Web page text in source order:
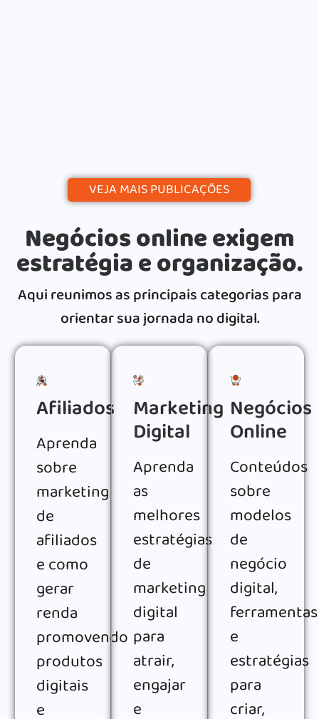
VEJA MAIS PUBLICAÇÕES
Negócios online exigem
estratégia e organização.
Aqui reunimos as principais categorias para
orientar sua jornada no digital.
Afiliados
Aprenda
sobre
marketing
de
afiliados
e como
gerar
renda
promovendo
produtos
digitais
e
Marketing
Digital
Aprenda
as
melhores
estratégias
de
marketing
digital
para
atrair,
engajar
e
Negócios
Online
Conteúdos
sobre
modelos
de
negócio
digital,
ferramentas
e
estratégias
para
criar,